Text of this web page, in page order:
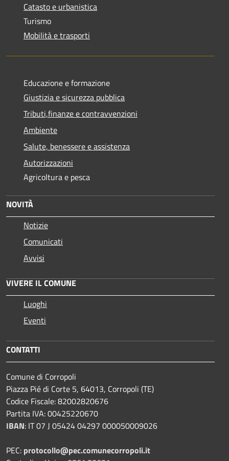
Catasto e urbanistica
Turismo
Mobilità e trasporti
Educazione e formazione
Giustizia e sicurezza pubblica
Tributi,finanze e contravvenzioni
Ambiente
Salute, benessere e assistenza
Autorizzazioni
Agricoltura e pesca
NOVITÀ
Notizie
Comunicati
Avvisi
VIVERE IL COMUNE
Luoghi
Eventi
CONTATTI
Comune di Corropoli
Piazza Pié di Corte 5, 64013, Corropoli (TE)
Codice Fiscale: 82002820676
Partita IVA: 00425220670
IBAN: IT 07 J 05424 04297 000050009026
PEC: protocollo@pec.comunecorropoli.it